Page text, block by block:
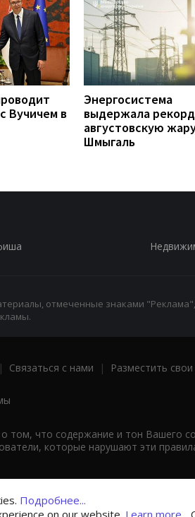
Вучичем в
Энергосистема
выдержала
августовскую
Шмыгаль
отмеченные знаками
Связаться с нами | Разместить
том, что содержание и тон Вашего
которые нарушают эти
Подробнее...
on our website. Learn more...